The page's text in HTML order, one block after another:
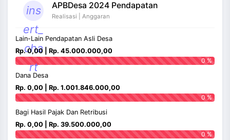
ins
ert_
cha
rt
APBDesa 2024 Pendapatan
Realisasi | Anggaran
Lain-Lain Pendapatan Asli Desa
Rp. 0,00 | Rp. 45.000.000,00
0 %
Dana Desa
Rp. 0,00 | Rp. 1.001.846.000,00
0 %
Bagi Hasil Pajak Dan Retribusi
Rp. 0,00 | Rp. 39.500.000,00
0 %